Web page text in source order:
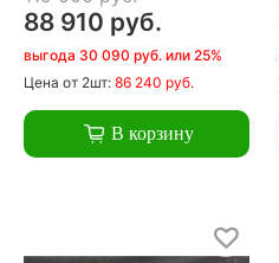
88 910 руб.
выгода 30 090 руб. или 25%
Цена от 2шт: 86 240 руб.
В корзину